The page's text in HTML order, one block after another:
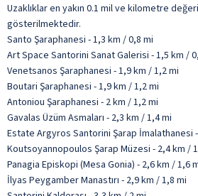
Uzaklıklar en yakın 0.1 mil ve kilometre
gösterilmektedir.
Santo Şaraphanesi - 1,3 km / 0,8 mi
Art Space Santorini Sanat Galerisi - 1,5 km /
Venetsanos Şaraphanesi - 1,9 km / 1,2 mi
Boutari Şaraphanesi - 1,9 km / 1,2 mi
Antoniou Şaraphanesi - 2 km / 1,2 mi
Gavalas Üzüm Asmaları - 2,3 km / 1,4 mi
Estate Argyros Santorini Şarap İmalathanesi
Koutsoyannopoulos Şarap Müzesi - 2,4 km /
Panagia Episkopi (Mesa Gonia) - 2,6 km / 1,6
İlyas Peygamber Manastırı - 2,9 km / 1,8 mi